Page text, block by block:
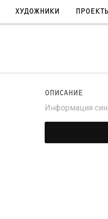
ПРОЕКТЫ
ХУДОЖНИКИ
ОПИСАНИЕ
Информация